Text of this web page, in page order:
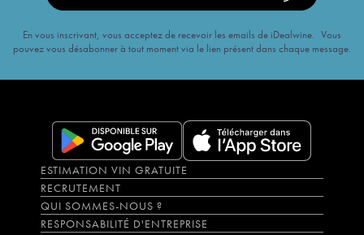
En vous inscrivant, vous acceptez de recevoir les emails de iDealwine. Vous
pouvez vous désabonner à tout moment via le lien présent dans chaque message.
ESTIMATION VIN GRATUITE
RECRUTEMENT
QUI SOMMES-NOUS ?
RESPONSABILITÉ D'ENTREPRISE